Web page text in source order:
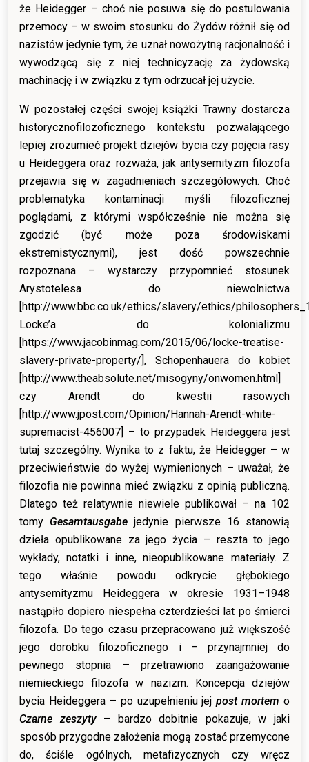
że Heidegger – choć nie posuwa się do postulowania
przemocy – w swoim stosunku do Żydów różnił się od
nazistów jedynie tym, że uznał nowożytną racjonalność i
wywodzącą się z niej technicyzację za żydowską
machinację i w związku z tym odrzucał jej użycie.
W pozostałej części swojej książki Trawny dostarcza
historycznofilozoficznego kontekstu pozwalającego
lepiej zrozumieć projekt dziejów bycia czy pojęcia rasy
u Heideggera oraz rozważa, jak antysemityzm filozofa
przejawia się w zagadnieniach szczegółowych. Choć
problematyka kontaminacji myśli filozoficznej
poglądami, z którymi współcześnie nie można się
zgodzić (być może poza środowiskami
ekstremistycznymi), jest dość powszechnie
rozpoznana – wystarczy przypomnieć stosunek
Arystotelesa do niewolnictwa
[http://www.bbc.co.uk/ethics/slavery/ethics/
Locke’a do kolonializmu
[https://www.jacobinmag.com/2015/06/locke-treatise-
slavery-private-property/], Schopenhauera do kobiet
[http://www.theabsolute.net/misogyny/onwomen.html]
czy Arendt do kwestii rasowych
[http://www.jpost.com/Opinion/Hannah-Arendt-white-
supremacist-456007] – to przypadek Heideggera jest
tutaj szczególny. Wynika to z faktu, że Heidegger – w
przeciwieństwie do wyżej wymienionych – uważał, że
filozofia nie powinna mieć związku z opinią publiczną.
Dlatego też relatywnie niewiele publikował – na 102
tomyGesamtausgabe jedynie pierwsze 16 stanowią
dzieła opublikowane za jego życia – reszta to jego
wykłady, notatki i inne, nieopublikowane materiały. Z
tego właśnie powodu odkrycie głębokiego
antysemityzmu Heideggera w okresie 1931–1948
nastąpiło dopiero niespełna czterdzieści lat po śmierci
filozofa. Do tego czasu przepracowano już większość
jego dorobku filozoficznego i – przynajmniej do
pewnego stopnia – przetrawiono zaangażowanie
niemieckiego filozofa w nazizm. Koncepcja dziejów
bycia Heideggera – po uzupełnieniu jejpost mortem o
Czarne zeszyty– bardzo dobitnie pokazuje, w jaki
sposób przygodne założenia mogą zostać przemycone
do, ściśle ogólnych, metafizycznych czy wręcz